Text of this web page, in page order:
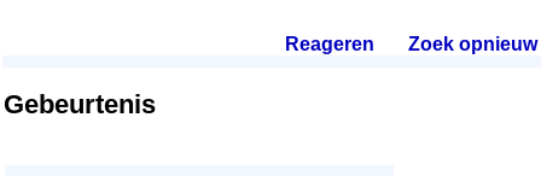
Reageren Zoek opnieuw.
Gebeurtenis